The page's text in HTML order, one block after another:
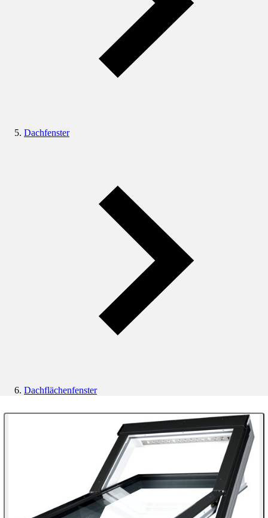
Dachfenster
Dachflächenfenster